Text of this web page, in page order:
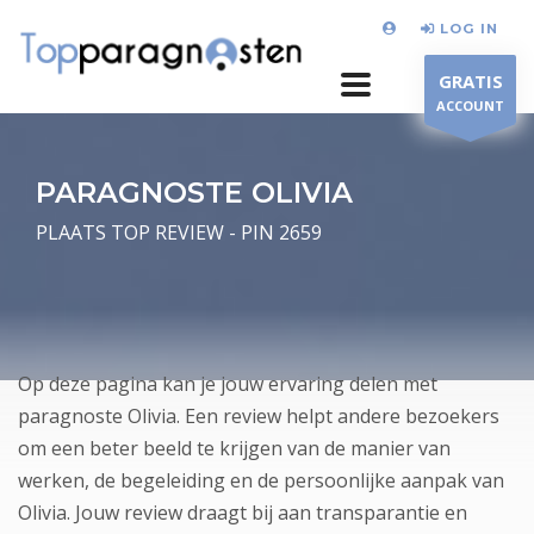
LOG IN
GRATIS
ACCOUNT
PARAGNOSTE OLIVIA
PLAATS TOP REVIEW - PIN 2659
Op deze pagina kan je jouw ervaring delen met
paragnoste Olivia. Een review helpt andere bezoekers
om een beter beeld te krijgen van de manier van
werken, de begeleiding en de persoonlijke aanpak van
Olivia. Jouw review draagt bij aan transparantie en